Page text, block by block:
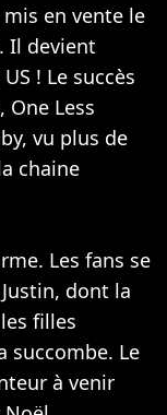
en vente le
Il devient
! Le succès
One Less
vu plus de
chaine
Les fans se
dont la
filles
succombe. Le
à venir